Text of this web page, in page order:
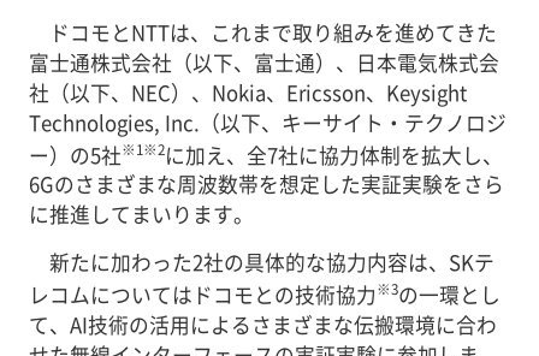
ドコモとNTTは、これまで取り組みを進めてきた
富士通株式会社（以下、富士通）、日本電気株式会
社（以下、NEC）、Nokia、Ericsson、Keysight
Technologies, Inc.（以下、キーサイト・テクノロジ
ー）の5社※1※2に加え、全7社に協力体制を拡大し、
6Gのさまざまな周波数帯を想定した実証実験をさら
に推進してまいります。
新たに加わった2社の具体的な協力内容は、SKテ
レコムについてはドコモとの技術協力※3の一環とし
て、AI技術の活用によるさまざまな伝搬環境に合わ